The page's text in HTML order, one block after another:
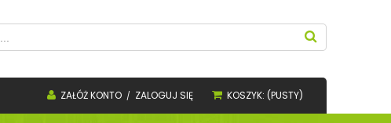
ZAŁÓŻ KONTO ZALOGUJ SIĘ KOSZYK: (PUSTY)